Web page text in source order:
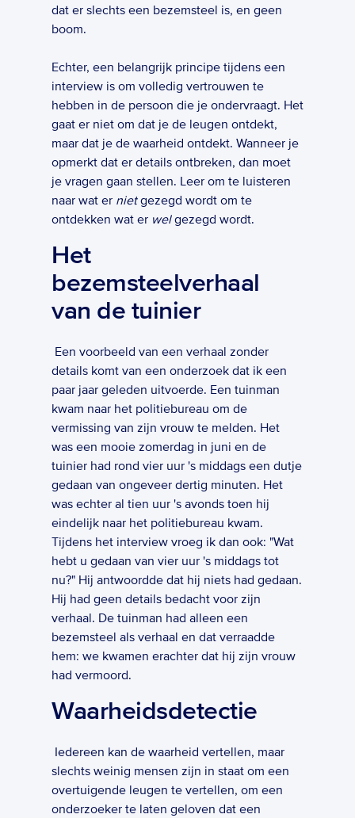
dat er slechts een bezemsteel is, en geen
boom.
Echter, een belangrijk principe tijdens een
interview is om volledig vertrouwen te
hebben in de persoon die je ondervraagt. Het
gaat er niet om dat je de leugen ontdekt,
maar dat je de waarheid ontdekt. Wanneer je
opmerkt dat er details ontbreken, dan moet
je vragen gaan stellen. Leer om te luisteren
naar wat er niet gezegd wordt om te
ontdekken wat er ­ wel gezegd wordt.
Het
bezemsteelverhaal
van de tuinier
details komt van een onderzoek dat ik een
paar jaar geleden uitvoerde. Een tuinman
kwam naar het politiebureau om de
vermissing van zijn vrouw te melden. Het
was een mooie zomerdag in juni en de
tuinier had rond vier uur 's middags een dutje
gedaan van ongeveer dertig minuten. Het
was echter al tien uur 's avonds toen hij
eindelijk naar het politiebureau kwam.
Tijdens het interview vroeg ik dan ook: "Wat
hebt u gedaan van vier uur 's middags tot
nu?" Hij antwoordde dat hij niets had gedaan.
Hij had geen details bedacht voor zijn
verhaal. De tuinman had alleen een
bezemsteel als verhaal en dat verraadde
hem: we kwamen erachter dat hij zijn vrouw
had vermoord.
Waarheidsdetectie
slechts weinig mensen zijn in staat om een
overtuigende leugen te vertellen, om een
onderzoeker te laten geloven dat een